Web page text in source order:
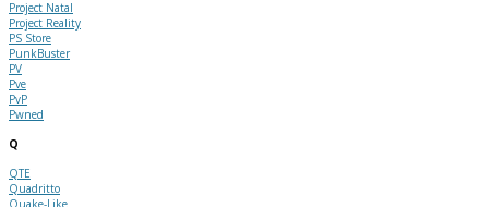
Project Natal
Project Reality
PS Store
PunkBuster
PV
Pve
PvP
Pwned
Q
QTE
Quadritto